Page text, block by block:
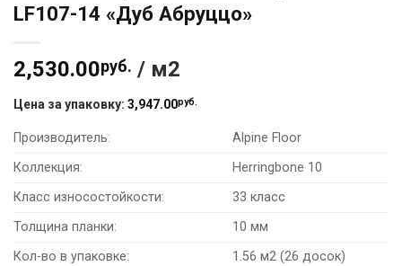
LF107-14 «Дуб Абруццо»
2,530.00руб. / м2
Цена за упаковку: 3,947.00руб.
Производитель:
Alpine Floor
Коллекция:
Herringbone 10
Класс износостойкости:
33 класс
Толщина планки:
10 мм
Кол-во в упаковке:
1.56 м2 (26 досок)